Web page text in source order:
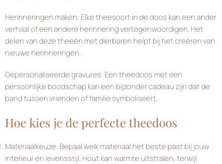
Herinneringen maken: Elke theesoort in de doos kan een ander
verhaal of een andere herinnering vertegenwoordigen. Het
delen van deze theeën met dierbaren helpt bij het creëren van
nieuwe herinneringen.
Gepersonaliseerde gravures: Een theedoos met een
persoonlijke boodschap kan een bijzonder cadeau zijn dat de
band tussen vrienden of familie symboliseert.
Hoe kies je de perfecte theedoos
Materiaalkeuze: Bepaal welk materiaal het beste past bij jouw
interieur en levensstijl. Hout kan warmte uitstralen, terwijl